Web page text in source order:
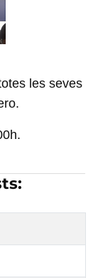
les seves